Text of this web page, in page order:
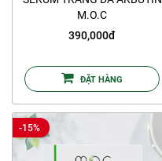
M.O.C
390,000đ
ĐẶT HÀNG
-15%